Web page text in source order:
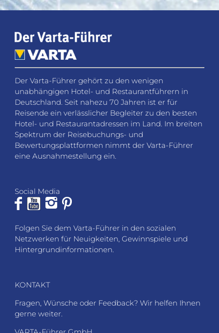
Der Varta-Führer gehört zu den wenigen
unabhängigen Hotel- und Restaurantführern in
Deutschland. Seit nahezu 70 Jahren ist er für
Reisende ein verlässlicher Begleiter zu den besten
Hotel- und Restaurantadressen im Land. Im breiten
Spektrum der Reisebuchungs- und
Bewertungsplattformen nimmt der Varta-Führer
eine Ausnahmestellung ein.
Social Media
Folgen Sie dem Varta-Führer in den sozialen
Netzwerken für Neuigkeiten, Gewinnspiele und
Hintergrundinformationen.
KONTAKT
Fragen, Wünsche oder Feedback? Wir helfen Ihnen
gerne weiter.